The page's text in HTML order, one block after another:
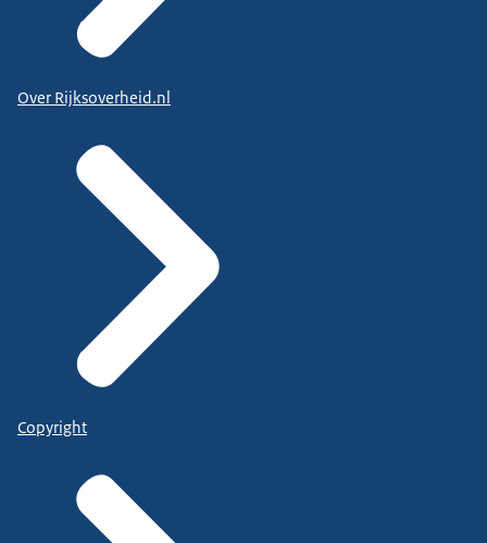
Over Rijksoverheid.nl
Copyright